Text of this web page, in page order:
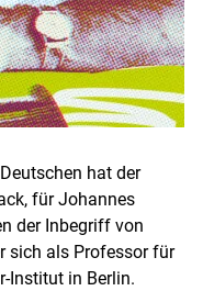
hat der
für Johannes
der Inbegriff von
sich als Professor für
Institut in Berlin.